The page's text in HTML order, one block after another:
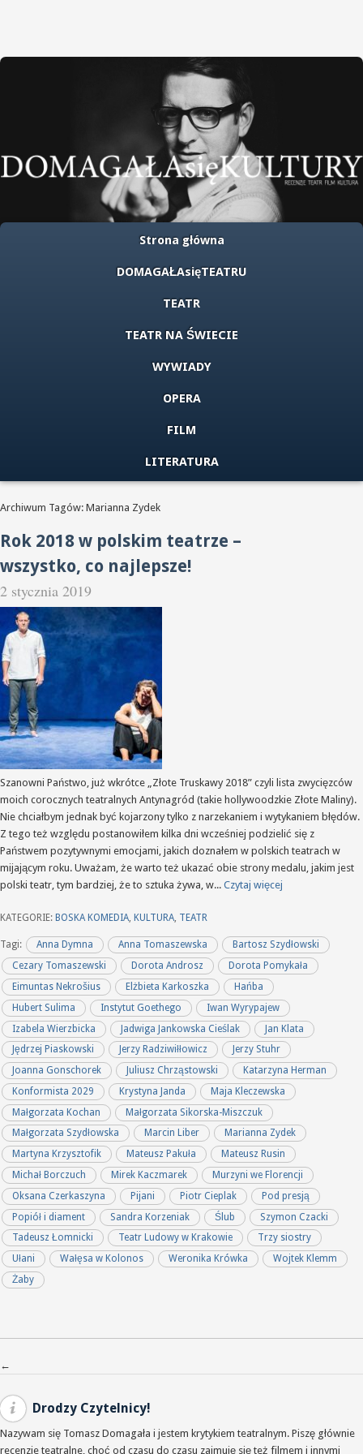
Strona główna
DOMAGAŁAsięTEATRU
TEATR
TEATR NA ŚWIECIE
WYWIADY
OPERA
FILM
LITERATURA
Archiwum Tagów: Marianna Zydek
Rok 2018 w polskim teatrze –
wszystko, co najlepsze!
2 stycznia 2019
Szanowni Państwo, już wkrótce „Złote Truskawy 2018” czyli lista zwycięzców
moich corocznych teatralnych Antynagród (takie hollywoodzkie Złote Maliny).
Nie chciałbym jednak być kojarzony tylko z narzekaniem i wytykaniem błędów.
Z tego też względu postanowiłem kilka dni wcześniej podzielić się z
Państwem pozytywnymi emocjami, jakich doznałem w polskich teatrach w
mijającym roku. Uważam, że warto też ukazać obie strony medalu, jakim jest
polski teatr, tym bardziej, że to sztuka żywa, w... Czytaj więcej
KATEGORIE: BOSKA KOMEDIA, KULTURA, TEATR
Tagi: Anna Dymna Anna Tomaszewska
Bartosz Szydłowski
Cezary Tomaszewski
Dorota Androsz
Dorota Pomykała
Eimuntas Nekrošius
Elżbieta Karkoszka
Hańba
Hubert Sulima
Instytut Goethego
Iwan Wyrypajew
Izabela Wierzbicka
Jadwiga Jankowska Cieślak
Jan Klata
Jędrzej Piaskowski
Jerzy Radziwiłłowicz
Jerzy Stuhr
Joanna Gonschorek
Juliusz Chrząstowski
Katarzyna Herman
Konformista 2029
Krystyna Janda
Maja Kleczewska
Małgorzata Kochan
Małgorzata Sikorska-Miszczuk
Małgorzata Szydłowska
Marcin Liber
Marianna Zydek
Martyna Krzysztofik
Mateusz Pakuła
Mateusz Rusin
Michał Borczuch
Mirek Kaczmarek
Murzyni we Florencji
Oksana Czerkaszyna
Pijani Piotr Cieplak
Pod presją
Popiół i diament
Sandra Korzeniak Ślub
Szymon Czacki
Tadeusz Łomnicki
Teatr Ludowy w Krakowie
Trzy siostry
Ułani
Wałęsa w Kolonos Weronika Krówka
Wojtek Klemm
Żaby
Nawigacja po wpisach
←
Drodzy Czytelnicy!
Nazywam się Tomasz Domagała i jestem krytykiem teatralnym. Piszę głównie
recenzje teatralne, choć od czasu do czasu zajmuję się też filmem i innymi